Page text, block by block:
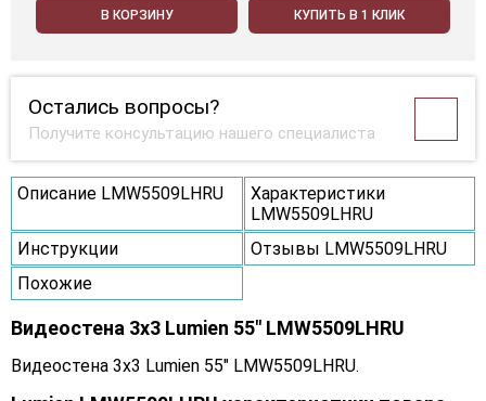
В КОРЗИНУ КУПИТЬ В 1 КЛИК
Остались вопросы?
Получите консультацию нашего специалиста
Описание LMW5509LHRU
Характеристики
LMW5509LHRU
Инструкции
Отзывы LMW5509LHRU
Похожие
Видеостена 3x3 Lumien 55" LMW5509LHRU
Видеостена 3x3 Lumien 55" LMW5509LHRU.